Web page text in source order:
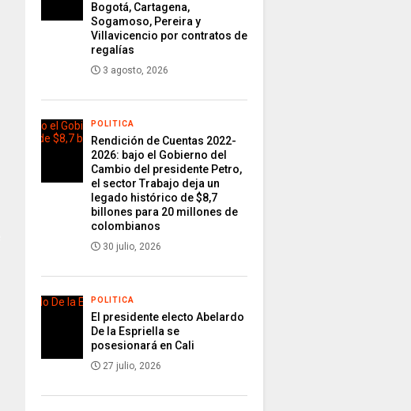
Bogotá, Cartagena,
Sogamoso, Pereira y
Villavicencio por contratos de
regalías
3 agosto, 2026
POLITICA
Rendición de Cuentas 2022-
2026: bajo el Gobierno del
Cambio del presidente Petro,
el sector Trabajo deja un
legado histórico de $8,7
billones para 20 millones de
colombianos
30 julio, 2026
POLITICA
El presidente electo Abelardo
De la Espriella se
posesionará en Cali
27 julio, 2026